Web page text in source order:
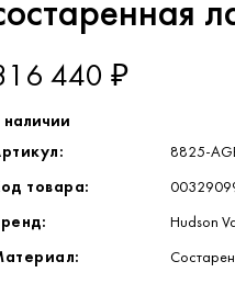
440 ₽
наличии
8825-
товара:
Hudson